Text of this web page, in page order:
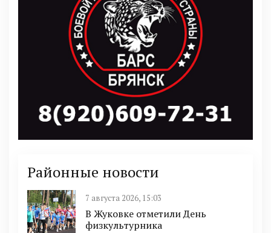
Районные новости
7 августа 2026, 15:03
В Жуковке отметили День
физкультурника